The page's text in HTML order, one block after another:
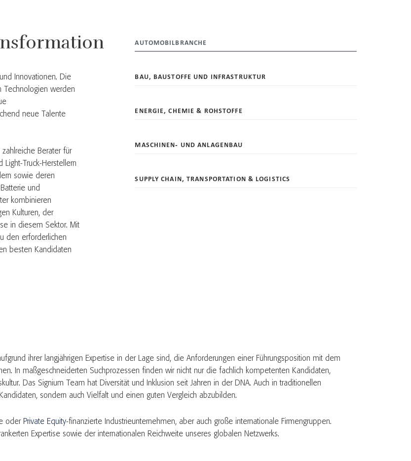
Innovationen. Die
Technologien werden
neue Talente
Berater für
Truck-Herstellern
sowie deren
und
kombinieren
Kulturen, der
in diesem Sektor. Mit
den erforderlichen
besten Kandidaten
AUTOMOBILBRANCHE
BAU, BAUSTOFFE UND INFRASTRUKTUR
ENERGIE, CHEMIE & ROHSTOFFE
MASCHINEN- UND ANLAGENBAU
SUPPLY CHAIN, TRANSPORTATION & LOGISTICS
ihrer langjährigen Expertise in der Lage sind, die Anforderungen einer Führungsposition mit dem
In maßgeschneiderten Suchprozessen finden wir nicht nur die fachlich kompetenten Kandidaten,
Das Signium Team hat Diversität und Inklusion seit Jahren in der DNA. Auch in traditionellen
sondern auch Vielfalt und einen guten Vergleich abzubilden.
oder Private Equity-finanzierte Industrieunternehmen, aber auch große internationale Firmengruppen.
Expertise sowie der internationalen Reichweite unseres globalen Netzwerks.